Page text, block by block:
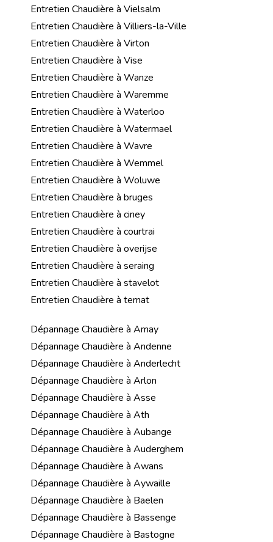
Entretien Chaudière à Vielsalm
Entretien Chaudière à Villiers-la-Ville
Entretien Chaudière à Virton
Entretien Chaudière à Vise
Entretien Chaudière à Wanze
Entretien Chaudière à Waremme
Entretien Chaudière à Waterloo
Entretien Chaudière à Watermael
Entretien Chaudière à Wavre
Entretien Chaudière à Wemmel
Entretien Chaudière à Woluwe
Entretien Chaudière à bruges
Entretien Chaudière à ciney
Entretien Chaudière à courtrai
Entretien Chaudière à overijse
Entretien Chaudière à seraing
Entretien Chaudière à stavelot
Entretien Chaudière à ternat
Dépannage Chaudière à Amay
Dépannage Chaudière à Andenne
Dépannage Chaudière à Anderlecht
Dépannage Chaudière à Arlon
Dépannage Chaudière à Asse
Dépannage Chaudière à Ath
Dépannage Chaudière à Aubange
Dépannage Chaudière à Auderghem
Dépannage Chaudière à Awans
Dépannage Chaudière à Aywaille
Dépannage Chaudière à Baelen
Dépannage Chaudière à Bassenge
Dépannage Chaudière à Bastogne